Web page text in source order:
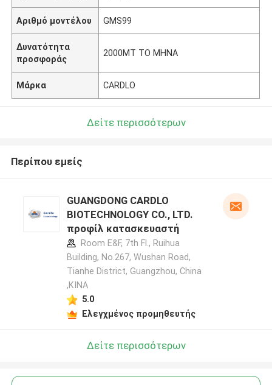
Αριθμό μοντέλου GMS99
Δυνατότητα
προσφοράς
2000MT ΤΟ ΜΗΝΑ
Μάρκα CARDLO
Δείτε περισσότερων
Περίπου εμείς
GUANGDONG CARDLO
BIOTECHNOLOGY CO., LTD.
προφίλ κατασκευαστή
Room E&F, 7th Fl., Ruihua
Building, No.267, Wushan Road,
Tianhe District, Guangzhou, China
,ΚΙΝΑ
5.0
Ελεγχμένος προμηθευτής
Δείτε περισσότερων